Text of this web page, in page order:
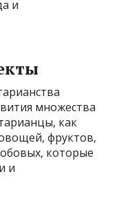
и
множества
как
фруктов,
которые
и